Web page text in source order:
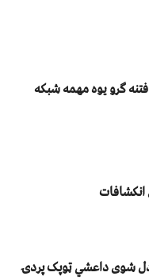
ګرو يوه مهمه شبکه
انکشافات
شوی داعشي ټوپک پردۍ